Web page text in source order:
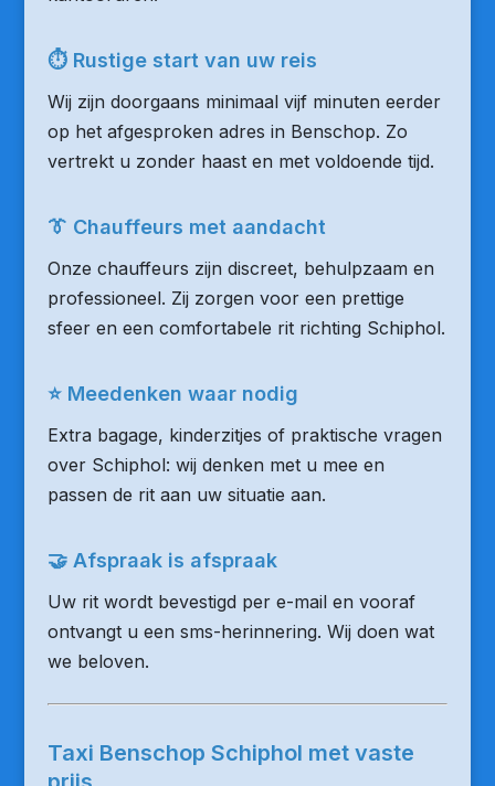
⏱ Rustige start van uw reis
Wij zijn doorgaans minimaal vijf minuten eerder
op het afgesproken adres in Benschop. Zo
vertrekt u zonder haast en met voldoende tijd.
👔 Chauffeurs met aandacht
Onze chauffeurs zijn discreet, behulpzaam en
professioneel. Zij zorgen voor een prettige
sfeer en een comfortabele rit richting Schiphol.
⭐ Meedenken waar nodig
Extra bagage, kinderzitjes of praktische vragen
over Schiphol: wij denken met u mee en
passen de rit aan uw situatie aan.
🤝 Afspraak is afspraak
Uw rit wordt bevestigd per e-mail en vooraf
ontvangt u een sms-herinnering. Wij doen wat
we beloven.
Taxi Benschop Schiphol met vaste